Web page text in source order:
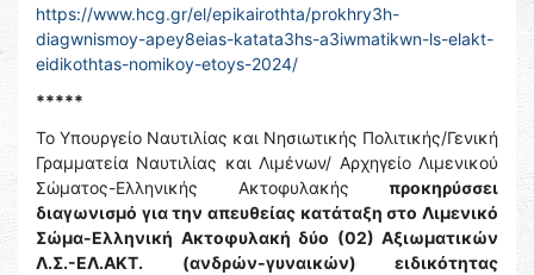
https://www.hcg.gr/el/epikairothta/prokhry3h-
diagwnismoy-apey8eias-katata3hs-a3iwmatikwn-ls-elakt-
eidikothtas-nomikoy-etoys-2024/
*****
Το Υπουργείο Ναυτιλίας και Νησιωτικής Πολιτικής/Γενική
Γραμματεία Ναυτιλίας και Λιμένων/ Αρχηγείο Λιμενικού
Σώματος-Ελληνικής Ακτοφυλακής προκηρύσσει
διαγωνισμό για την απευθείας κατάταξη στο Λιμενικό
Σώμα-Ελληνική Ακτοφυλακή δύο (02) Αξιωματικών
Λ.Σ.-ΕΛ.ΑΚΤ. (ανδρών-γυναικών) ειδικότητας